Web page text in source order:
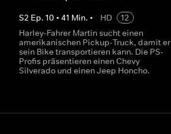
S2 Ep.10 •41 Min. • HD
12
Harley-Fahrer Martin sucht einen
amerikanischen Pickup-Truck, damit er
sein Bike transportieren kann. Die PS-
Profis präsentieren einen Chevy
Silverado und einen Jeep Honcho.